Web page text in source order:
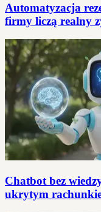
Automatyzacja
firmy liczą realny
Chatbot bez
ukrytym